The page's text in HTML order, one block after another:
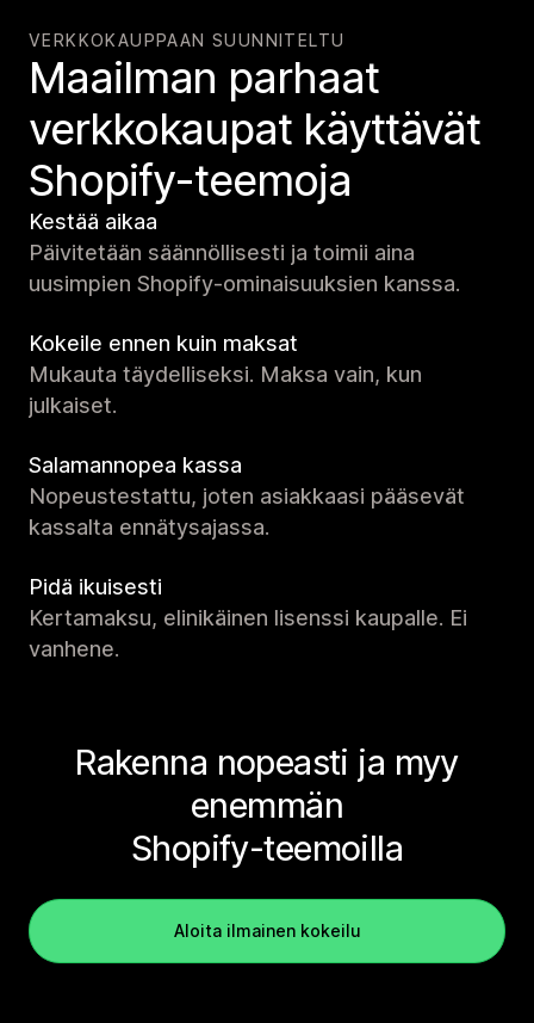
VERKKOKAUPPAAN SUUNNITELTU
Maailman parhaat
verkko­kaupat käyttävät
Shopify-teemoja
Kestää aikaa
Päivitetään säännöllisesti ja toimii aina
uusimpien Shopify-ominaisuuksien kanssa.
Kokeile ennen kuin maksat
Mukauta täydelliseksi. Maksa vain, kun
julkaiset.
Salamannopea kassa
Nopeustestattu, joten asiakkaasi pääsevät
kassalta ennätysajassa.
Pidä ikuisesti
Kertamaksu, elinikäinen lisenssi kaupalle. Ei
vanhene.
Rakenna nopeasti ja myy
enemmän
Shopify-teemoilla
Aloita ilmainen kokeilu